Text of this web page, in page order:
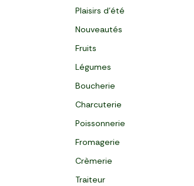
Plaisirs d'été
Nouveautés
Fruits
Légumes
Boucherie
Charcuterie
Poissonnerie
Fromagerie
Crèmerie
Traiteur